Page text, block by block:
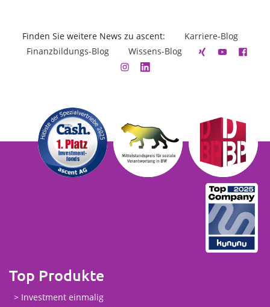
Finden Sie weitere News zu ascent:
Karriere-Blog
Finanzbildungs-Blog
Wissens-Blog
Top Produkte
Investment einmalig